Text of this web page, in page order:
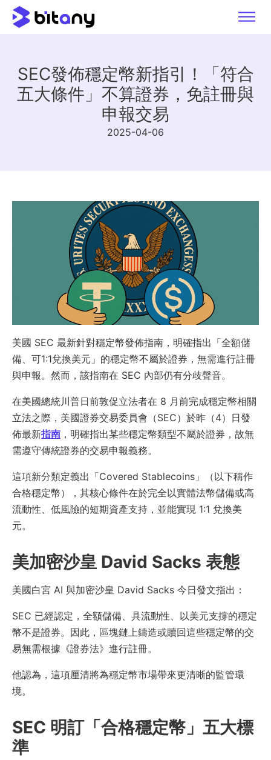
SEC發佈穩定幣新指引！「符合
五大條件」不算證券，免註冊與
申報交易
2025-04-06
美國 SEC 最新針對穩定幣發佈指南，明確指出「全額儲
備、可1:1兌換美元」的穩定幣不屬於證券，無需進行註冊
與申報。然而，該指南在 SEC 內部仍有分歧聲音。
在美國總統川普日前敦促立法者在 8 月前完成穩定幣相關
立法之際，美國證券交易委員會（SEC）於昨（4）日發
佈最新指南 ，明確指出某些穩定幣類型不屬於證券，故無
需遵守傳統證券的交易申報義務。
這項新分類定義出「Covered Stablecoins」（以下稱作
合格穩定幣），其核心條件在於完全以實體法幣儲備或高
流動性、低風險的短期資產支持，並能實現 1:1 兌換美
元。
美加密沙皇 David Sacks 表態
美國白宮 AI 與加密沙皇 David Sacks 今日發文指出：
SEC 已經認定，全額儲備、具流動性、以美元支撐的穩定
幣不是證券。因此，區塊鏈上鑄造或贖回這些穩定幣的交
易無需根據《證券法》進行註冊。
他認為，這項厘清將為穩定幣市場帶來更清晰的監管環
境。
SEC 明訂「合格穩定幣」五大標
準